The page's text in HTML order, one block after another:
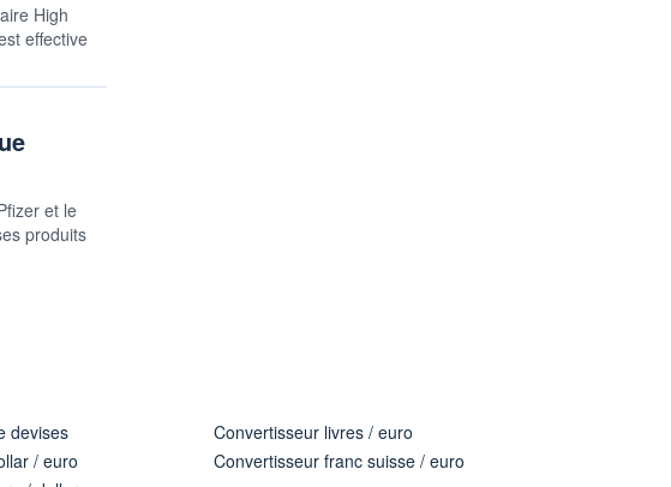
High
effective
et le
produits
devises
/ euro
Convertisseur livres / euro
Convertisseur franc suisse / euro